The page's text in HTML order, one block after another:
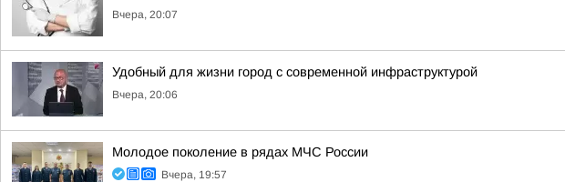
Вчера, 20:07
Удобный для жизни город с современной инфраструктурой
Вчера, 20:06
Молодое поколение в рядах МЧС России
Вчера, 19:57